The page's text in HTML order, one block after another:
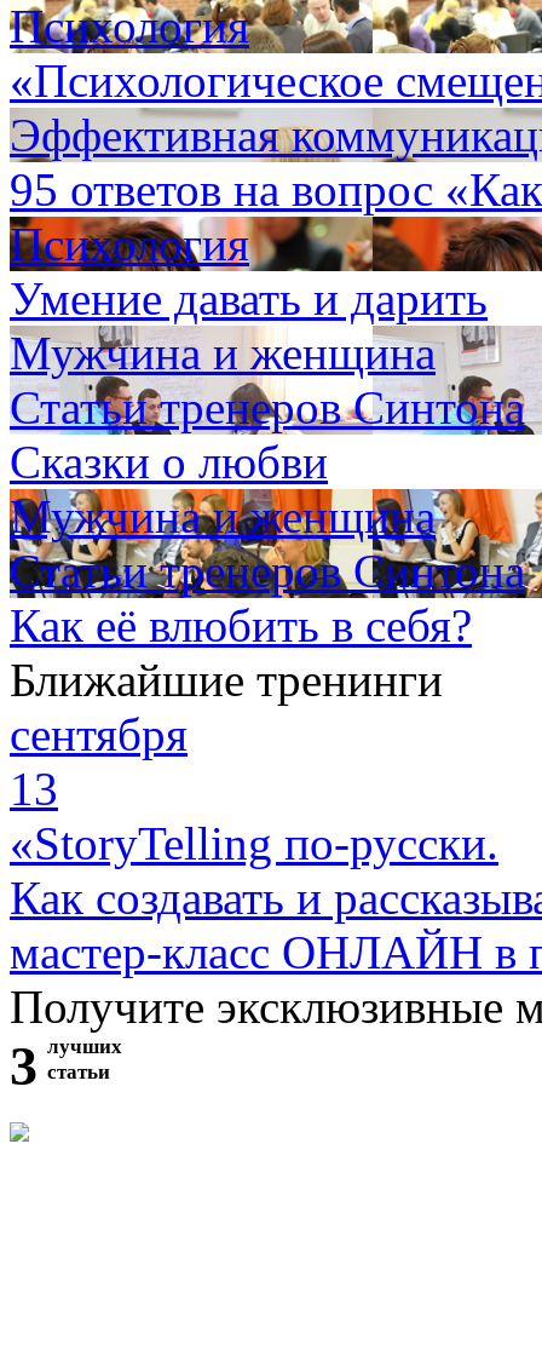
Психология
«Психологическое
Эффективная
95 ответов на вопрос
Психология
Умение давать и дарить
Мужчина и женщина
Статьи тренеров Синтона
Сказки о любви
Мужчина и женщина
Статьи тренеров Синтона
Как её влюбить в себя?
Ближайшие тренинги
сентября
13
«StoryTelling по-русски.
Как создавать и
мастер-класс ОНЛАЙН в
Получите эксклюзивные
3 лучших
статьи